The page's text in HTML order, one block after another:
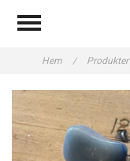
Hem / Produkter